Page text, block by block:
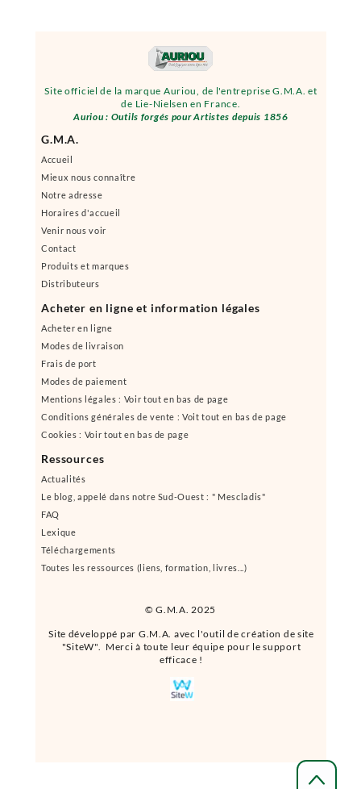
© G.M.A. 2025
Site officiel de la marque Auriou, de l'entreprise G.M.A. et
de Lie-Nielsen en France.
Auriou : Outils forgés pour Artistes depuis 1856
Site développé par G.M.A. avec l'outil de création de site
"SiteW". Merci à toute leur équipe pour le support
efficace !
G.M.A.
Accueil
Mieux nous connaître
Notre adresse
Horaires d'accueil
Venir nous voir
Contact
Produits et marques
Distributeurs
Acheter en ligne et information légales
Acheter en ligne
Modes de livraison
Frais de port
Modes de paiement
Mentions légales : Voir tout en bas de page
Conditions générales de vente : Voit tout en bas de page
Cookies : Voir tout en bas de page
Ressources
Actualités
Le blog, appelé dans notre Sud-Ouest : " Mescladis"
FAQ
Lexique
Téléchargements
Toutes les ressources (liens, formation, livres...)